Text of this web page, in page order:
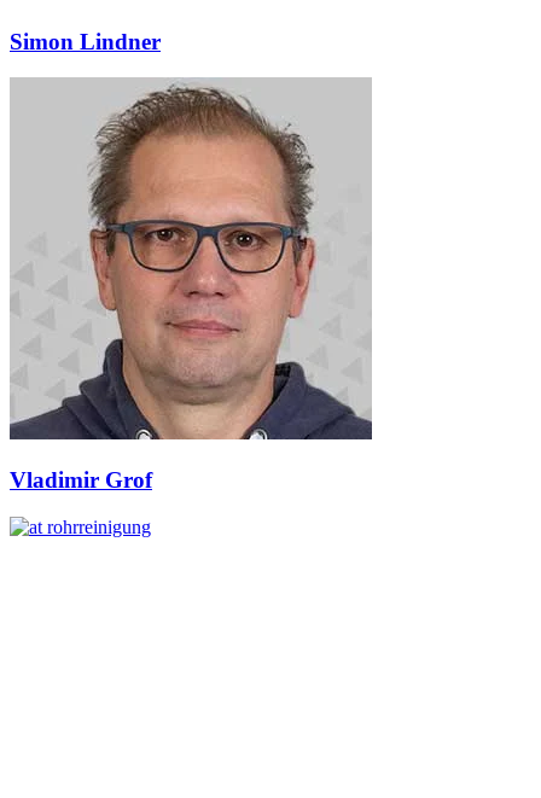
Simon Lindner
Vladimir Grof